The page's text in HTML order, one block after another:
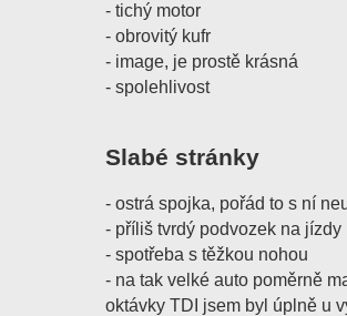
- tichý motor
- obrovitý kufr
- image, je prostě krásná
- spolehlivost
Slabé stránky
- ostrá spojka, pořád to s ní
- příliš tvrdý podvozek na jízdy
- spotřeba s těžkou nohou
- na tak velké auto poměrně
oktávky TDI jsem byl úplně u